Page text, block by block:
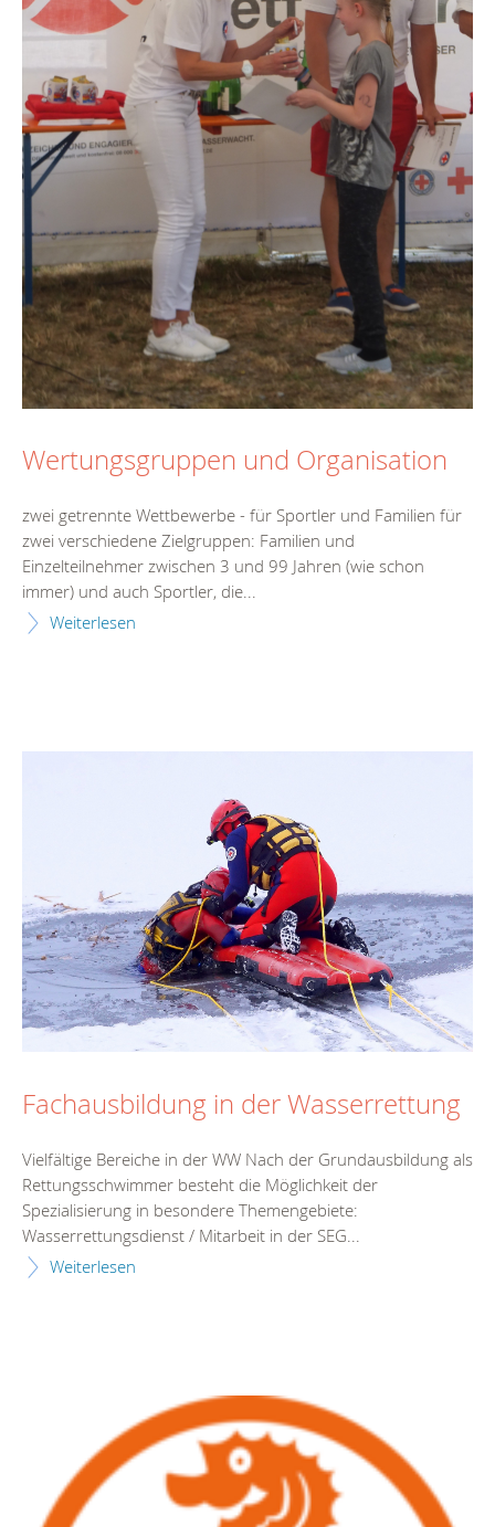
Wertungsgruppen und Organisation
zwei getrennte Wettbewerbe - für Sportler und Familien für
zwei verschiedene Zielgruppen: Familien und
Einzelteilnehmer zwischen 3 und 99 Jahren (wie schon
immer) und auch Sportler, die...
Weiterlesen
Fachausbildung in der Wasserrettung
Vielfältige Bereiche in der WW Nach der Grundausbildung als
Rettungsschwimmer besteht die Möglichkeit der
Spezialisierung in besondere Themengebiete:
Wasserrettungsdienst / Mitarbeit in der SEG...
Weiterlesen